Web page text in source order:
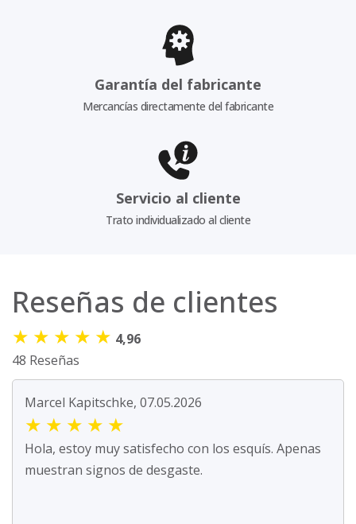
Garantía del fabricante
Mercancías directamente del fabricante
Servicio al cliente
Trato individualizado al cliente
Reseñas de clientes
★ ★ ★ ★ ★ 4,96
48 Reseñas
Marcel Kapitschke, 07.05.2026
★ ★ ★ ★ ★
Hola, estoy muy satisfecho con los esquís. Apenas
muestran signos de desgaste.